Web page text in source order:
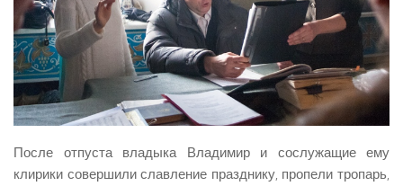
После отпуста владыка Владимир и сослужащие ему
клирики совершили славление празднику, пропели тропарь,